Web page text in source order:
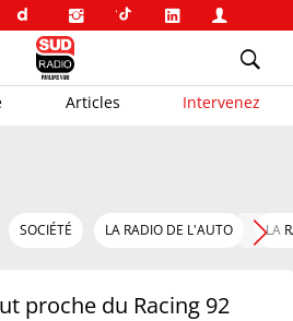
Articles Intervenez
SOCIÉTÉ LA RADIO DE L'AUTO LA
proche du Racing 92